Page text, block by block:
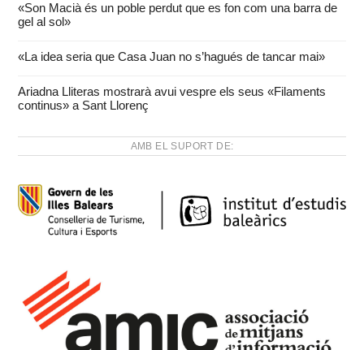
«Son Macià és un poble perdut que es fon com una barra de
gel al sol»
«La idea seria que Casa Juan no s’hagués de tancar mai»
Ariadna Lliteras mostrarà avui vespre els seus «Filaments
continus» a Sant Llorenç
AMB EL SUPORT DE: